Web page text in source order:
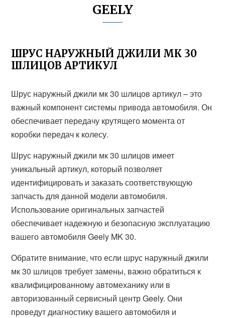
GEELY
ШРУС НАРУЖНЫЙ ДЖИЛИ МК 30
ШЛИЦОВ АРТИКУЛ
Шрус наружный джили мк 30 шлицов артикул – это
важный компонент системы привода автомобиля. Он
обеспечивает передачу крутящего момента от
коробки передач к колесу.
Шрус наружный джили мк 30 шлицов имеет
уникальный артикул, который позволяет
идентифицировать и заказать соответствующую
запчасть для данной модели автомобиля.
Использование оригинальных запчастей
обеспечивает надежную и безопасную эксплуатацию
вашего автомобиля Geely MK 30.
Обратите внимание, что если шрус наружный джили
мк 30 шлицов требует замены, важно обратиться к
квалифицированному автомеханику или в
авторизованный сервисный центр Geely. Они
проведут диагностику вашего автомобиля и